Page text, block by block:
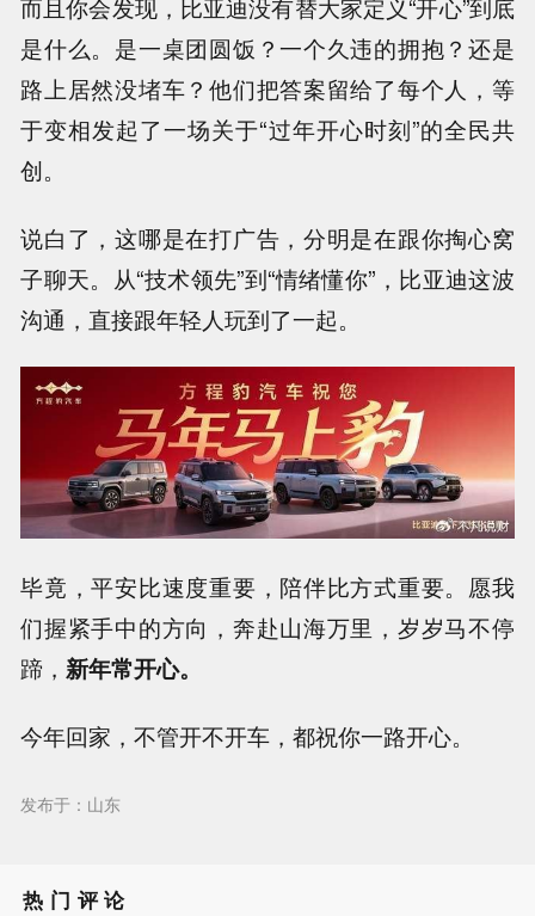
而且你会发现，比亚迪没有替大家定义“开心”到底
是什么。是一桌团圆饭？一个久违的拥抱？还是
路上居然没堵车？他们把答案留给了每个人，等
于变相发起了一场关于“过年开心时刻”的全民共
创。
说白了，这哪是在打广告，分明是在跟你掏心窝
子聊天。从“技术领先”到“情绪懂你”，比亚迪这波
沟通，直接跟年轻人玩到了一起。
毕竟，平安比速度重要，陪伴比方式重要。愿我
们握紧手中的方向，奔赴山海万里，岁岁马不停
蹄，新年常开心。
今年回家，不管开不开车，都祝你一路开心。
发布于：山东
热门评论